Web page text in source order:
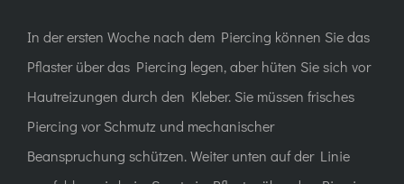
In der ersten Woche nach dem Piercing können Sie das
Pflaster über das Piercing legen, aber hüten Sie sich vor
Hautreizungen durch den Kleber. Sie müssen frisches
Piercing vor Schmutz und mechanischer
Beanspruchung schützen. Weiter unten auf der Linie